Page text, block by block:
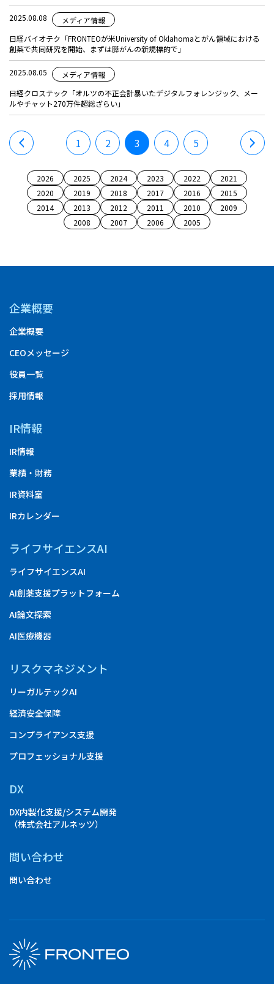
2025.08.08
メディア情報
日経バイオテク「FRONTEOが米University of Oklahomaとがん領域における
創薬で共同研究を開始、まずは膵がんの新規標的で」
2025.08.05
メディア情報
日経クロステック「オルツの不正会計暴いたデジタルフォレンジック、メー
ルやチャット270万件超総ざらい」
1 2 3 4 5
2026 2025 2024 2023 2022
2021
2020
2019 2018 2017 2016
2015
2014
2013 2012 2011 2010
2009
2008
2007 2006 2005
企業概要
企業概要
CEOメッセージ
役員一覧
採用情報
IR情報
IR情報
業績・財務
IR資料室
IRカレンダー
ライフサイエンスAI
ライフサイエンスAI
AI創薬支援プラットフォーム
AI論文探索
AI医療機器
リスクマネジメント
リーガルテックAI
経済安全保障
コンプライアンス支援
プロフェッショナル支援
DX
DX内製化支援/システム開発
（株式会社アルネッツ）
問い合わせ
問い合わせ